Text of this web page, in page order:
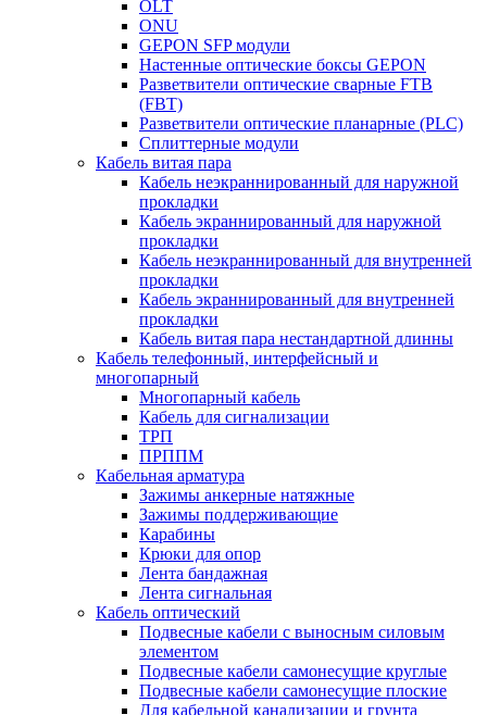
OLT
ONU
GEPON SFP модули
Настенные оптические боксы GEPON
Разветвители оптические сварные FTB
(FBT)
Разветвители оптические планарные (PLC)
Сплиттерные модули
Кабель витая пара
Кабель неэкраннированный для наружной
прокладки
Кабель экраннированный для наружной
прокладки
Кабель неэкраннированный для внутренней
прокладки
Кабель экраннированный для внутренней
прокладки
Кабель витая пара нестандартной длинны
Кабель телефонный, интерфейсный и
многопарный
Многопарный кабель
Кабель для сигнализации
ТРП
ПРППМ
Кабельная арматура
Зажимы анкерные натяжные
Зажимы поддерживающие
Карабины
Крюки для опор
Лента бандажная
Лента сигнальная
Кабель оптический
Подвесные кабели с выносным силовым
элементом
Подвесные кабели самонесущие круглые
Подвесные кабели самонесущие плоские
Для кабельной канализации и грунта